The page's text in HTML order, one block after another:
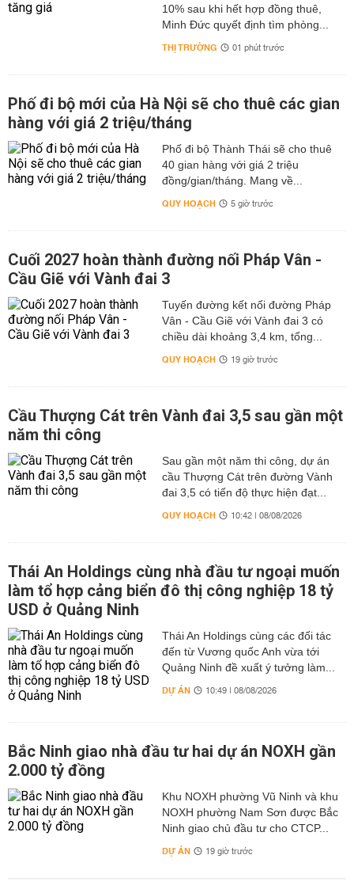
10% sau khi hết hợp đồng thuê,
Minh Đức quyết định tìm phòng...
THỊ TRƯỜNG 01 phút trước
Phố đi bộ mới của Hà Nội sẽ cho thuê các gian
hàng với giá 2 triệu/tháng
Phố đi bộ Thành Thái sẽ cho thuê
40 gian hàng với giá 2 triệu
đồng/gian/tháng. Mang về...
QUY HOẠCH 5 giờ trước
Cuối 2027 hoàn thành đường nối Pháp Vân -
Cầu Giẽ với Vành đai 3
Tuyến đường kết nối đường Pháp
Vân - Cầu Giẽ với Vành đai 3 có
chiều dài khoảng 3,4 km, tổng...
QUY HOẠCH 19 giờ trước
Cầu Thượng Cát trên Vành đai 3,5 sau gần một
năm thi công
Sau gần một năm thi công, dự án
cầu Thượng Cát trên đường Vành
đai 3,5 có tiến độ thực hiện đạt...
QUY HOẠCH 10:42 | 08/08/2026
Thái An Holdings cùng nhà đầu tư ngoại muốn
làm tổ hợp cảng biển đô thị công nghiệp 18 tỷ
USD ở Quảng Ninh
Thái An Holdings cùng các đối tác
đến từ Vương quốc Anh vừa tới
Quảng Ninh đề xuất ý tưởng làm...
DỰ ÁN 10:49 | 08/08/2026
Bắc Ninh giao nhà đầu tư hai dự án NOXH gần
2.000 tỷ đồng
Khu NOXH phường Vũ Ninh và khu
NOXH phường Nam Sơn được Bắc
Ninh giao chủ đầu tư cho CTCP...
DỰ ÁN 19 giờ trước